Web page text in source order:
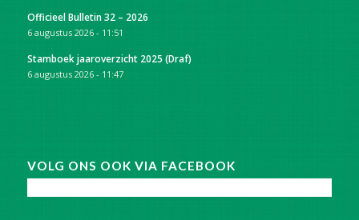
Officieel Bulletin 32 – 2026
6 augustus 2026 - 11:51
Stamboek jaaroverzicht 2025 (Draf)
6 augustus 2026 - 11:47
VOLG ONS OOK VIA FACEBOOK